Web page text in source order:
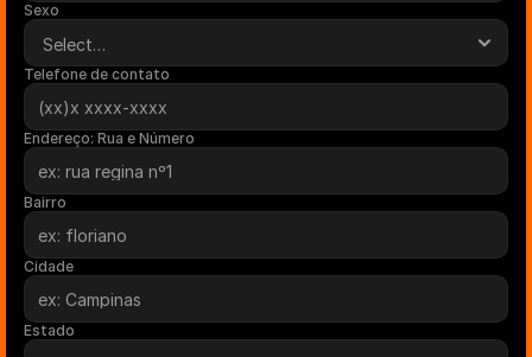
Sexo
Telefone de contato
Endereço: Rua e Número
Bairro
Cidade
Estado